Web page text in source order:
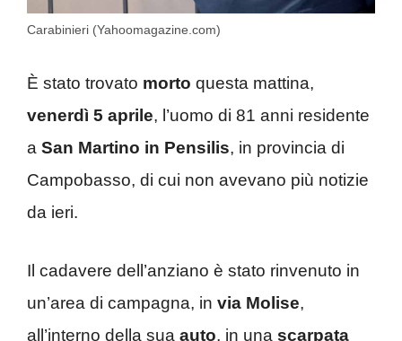
Carabinieri (Yahoomagazine.com)
È stato trovato morto questa mattina,
venerdì 5 aprile, l’uomo di 81 anni residente
a San Martino in Pensilis, in provincia di
Campobasso, di cui non avevano più notizie
da ieri.
Il cadavere dell’anziano è stato rinvenuto in
un’area di campagna, in via Molise,
all’interno della sua auto, in una scarpata